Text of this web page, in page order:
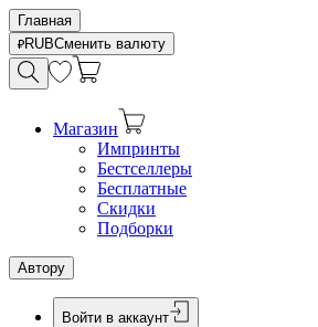
Главная
RUBСменить валюту
Магазин
Импринты
Бестселлеры
Бесплатные
Скидки
Подборки
Автору
Войти в аккаунт